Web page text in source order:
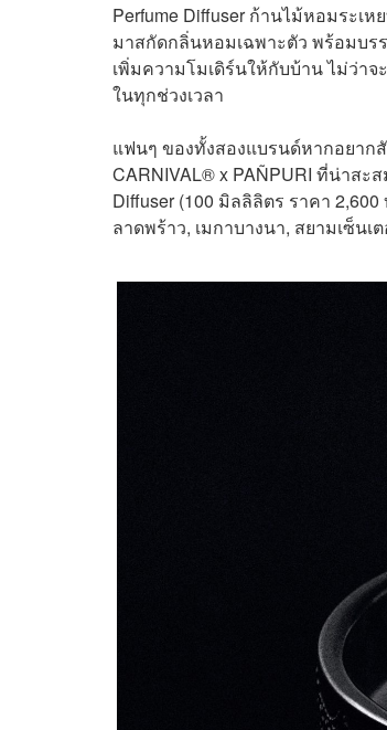
Perfume Diffuser ก้านไม้หอมระเ
มาสกัดกลิ่นหอมเฉพาะตัว พร้อมบร
เพิ่มความโมเดิร์นให้กับบ้าน ไม่ว่า
ในทุกช่วงเวลา
แฟนๆ ของทั้งสองแบรนด์หากอยาก
CARNIVAL® x PAÑPURI ที่น่าสะ
Diffuser (100 มิลลิลิตร ราคา
ลาดพร้าว, เมกาบางนา, สยามเซ็น